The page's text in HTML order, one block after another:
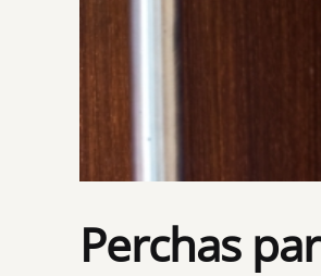
Perchas